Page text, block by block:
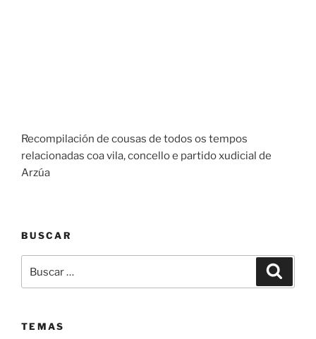
Recompilación de cousas de todos os tempos
relacionadas coa vila, concello e partido xudicial de
Arzúa
BUSCAR
TEMAS